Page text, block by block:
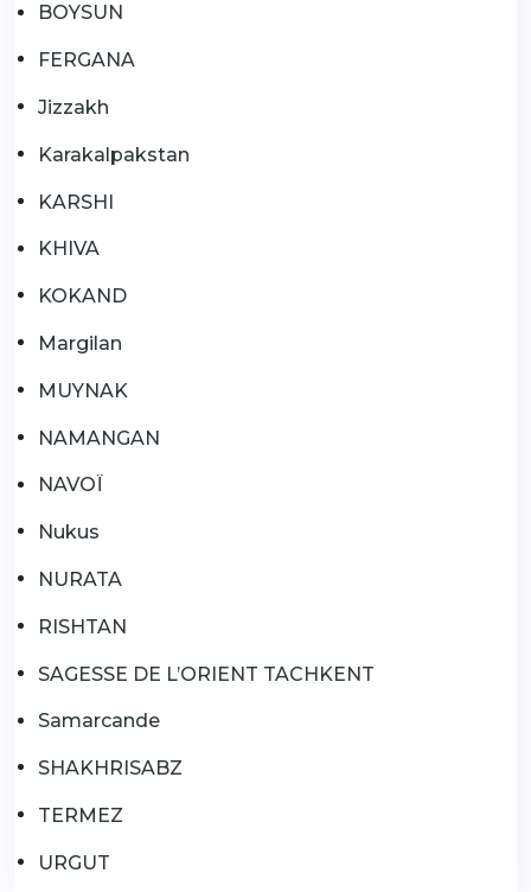
BOYSUN
FERGANA
Jizzakh
Karakalpakstan
KARSHI
KHIVA
KOKAND
Margilan
MUYNAK
NAMANGAN
NAVOÏ
Nukus
NURATA
RISHTAN
SAGESSE DE L’ORIENT TACHKENT
Samarcande
SHAKHRISABZ
TERMEZ
URGUT